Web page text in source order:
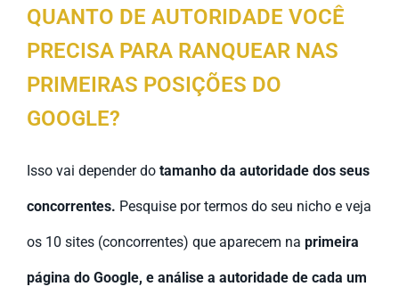
QUANTO DE AUTORIDADE VOCÊ
PRECISA PARA RANQUEAR NAS
PRIMEIRAS POSIÇÕES DO
GOOGLE?
Isso vai depender do tamanho da autoridade dos seus
concorrentes. Pesquise por termos do seu nicho e veja
os 10 sites (concorrentes) que aparecem na primeira
página do Google, e análise a autoridade de cada um